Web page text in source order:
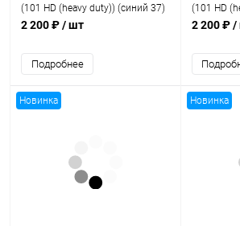
(101 HD (heavy duty)) (синий 37)
2 200 ₽/ шт
Подробнее
(101 HD
35)
2 200 ₽/
Новинка Новинка